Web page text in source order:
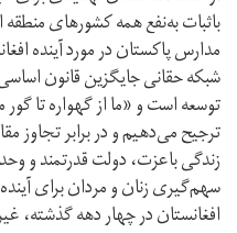
با‌ثبات به‌نفع همه کشورهای
مدارس پاکستان در مورد آینده
شبکه حقانی جایگزین قانون
توسعه است و «ما از گهواره تا
ترجیح می‌دهیم و در برابر تجاوز
زندگی با‌عزت، دولت قدرتمند و
سهم‌گیری زنان و مردان برای
افغانستان در چهار دهه گذشته،